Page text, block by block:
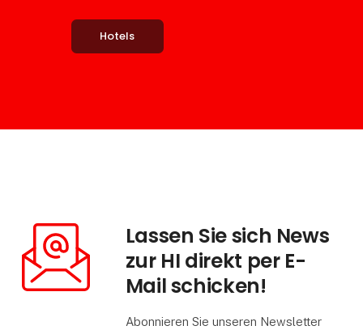
Hotels
Lassen Sie sich News
zur HI direkt per E-
Mail schicken!
Abonnieren Sie unseren Newsletter